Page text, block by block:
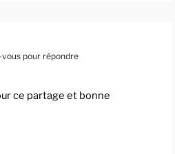
pour répondre
ce partage et bonne